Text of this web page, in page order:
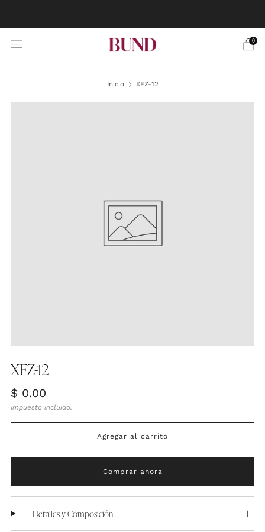
0
Inicio XFZ-12
XFZ-12
Precio
habitual
$ 0.00
Impuesto incluido.
Agregar al carrito
Comprar ahora
Detalles y Composición